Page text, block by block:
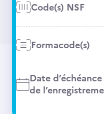
Code(s) NSF
Formacode(s)
Date d’échéance
de